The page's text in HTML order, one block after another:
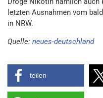
letzten Ausnahmen vom
in NRW.
Quelle: neues-deutschland
teilen